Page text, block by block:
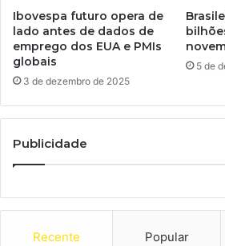
Ibovespa futuro opera de
lado antes de dados de
emprego dos EUA e PMIs
globais
3 de dezembro de 2025
5 de
Publicidade
Recente Popular